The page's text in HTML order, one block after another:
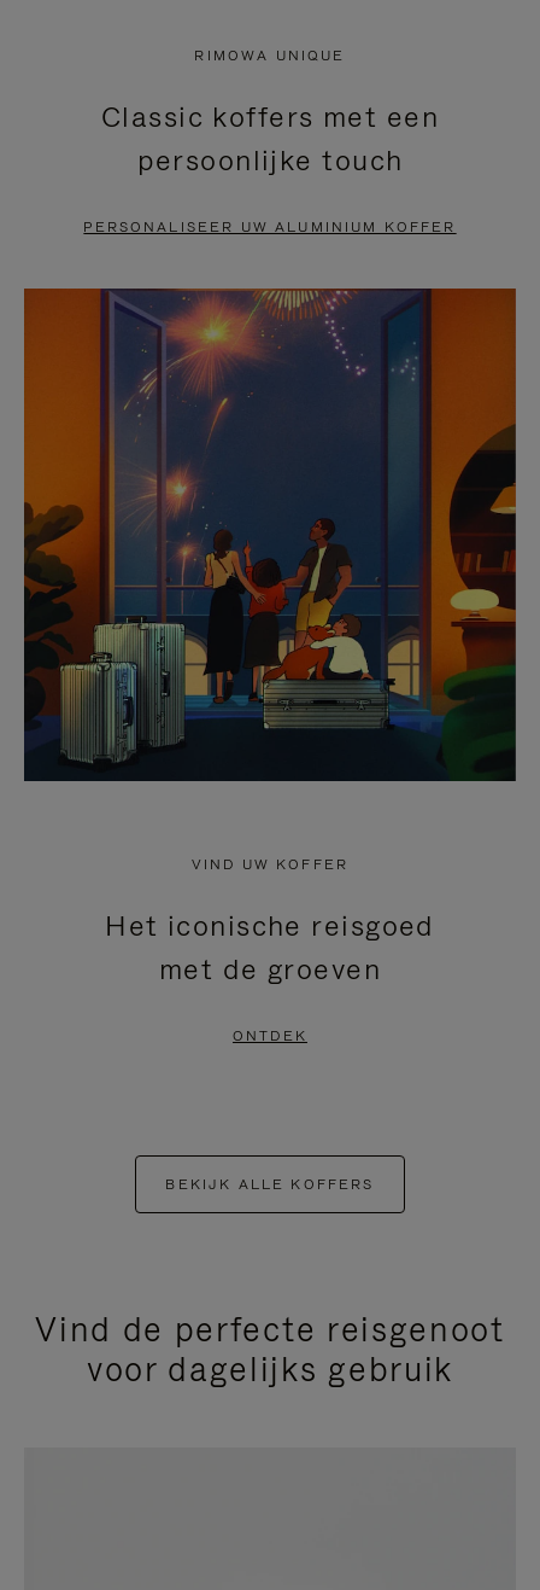
DRUK
OM
PAUZEREN
VIDEO
IS
UITGESCHAKELD.
HIER
OM
HET
DEMPEN
OP
TE
HEFFEN
RIMOWA UNIQUE
Classic koffers met een
persoonlijke touch
PERSONALISEER UW ALUMINIUM KOFFER
VIND UW KOFFER
Het iconische reisgoed
met de groeven
ONTDEK
BEKIJK ALLE KOFFERS
Vind de perfecte reisgenoot
voor dagelijks gebruik